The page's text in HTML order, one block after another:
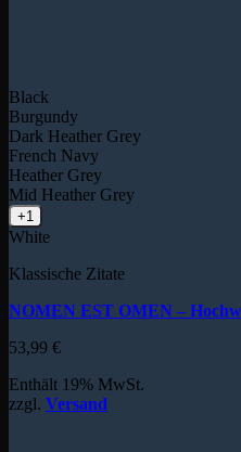
Black
Burgundy
Dark Heather Grey
French Navy
Heather Grey
Mid Heather Grey
+1
White
Klassische Zitate
NOMEN EST OMEN –
53,99 €
Enthält 19% MwSt.
zzgl. Versand